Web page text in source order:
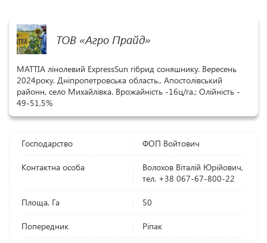
ТОВ «Агро Прайд»
MATTIA лінолевий ExpressSun гібрид соняшнику. Вересень
2024року. Дніпропетровська область., Апостолівський
районн, село Михайлівка. Врожайність -16ц/га.; Олійність -
49-51,5%
Господарство ФОП Войтович
Контактна особа
Волохов Віталій Юрійович,
тел. +38 067-67-800-22
Площа, Га 50
Попередник Ріпак